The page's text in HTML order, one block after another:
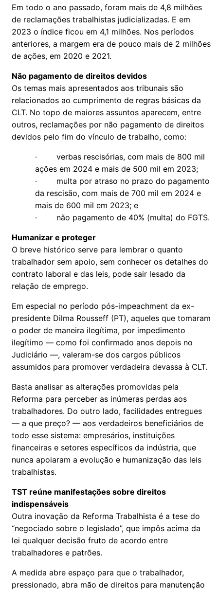
Em todo o ano passado, foram mais de 4,8 milhões
de reclamações trabalhistas judicializadas. E em
2023 o índice ficou em 4,1 milhões. Nos períodos
anteriores, a margem era de pouco mais de 2 milhões
de ações, em 2020 e 2021.
Não pagamento de direitos devidos
Os temas mais apresentados aos tribunais são
relacionados ao cumprimento de regras básicas da
CLT. No topo de maiores assuntos aparecem, entre
outros, reclamações por não pagamento de direitos
devidos pelo fim do vínculo de trabalho, como:
· verbas rescisórias, com mais de 800 mil
ações em 2024 e mais de 500 mil em 2023;
· multa por atraso no prazo do pagamento
da rescisão, com mais de 700 mil em 2024 e
mais de 600 mil em 2023; e
· não pagamento de 40% (multa) do FGTS.
Humanizar e proteger
O breve histórico serve para lembrar o quanto
trabalhador sem apoio, sem conhecer os detalhes do
contrato laboral e das leis, pode sair lesado da
relação de emprego.
Em especial no período pós-impeachment da ex-
presidente Dilma Rousseff (PT), aqueles que tomaram
o poder de maneira ilegítima, por impedimento
ilegítimo — como foi confirmado anos depois no
Judiciário —, valeram-se dos cargos públicos
assumidos para promover verdadeira devassa à CLT.
Basta analisar as alterações promovidas pela
Reforma para perceber as inúmeras perdas aos
trabalhadores. Do outro lado, facilidades entregues
— a que preço? — aos verdadeiros beneficiários de
todo esse sistema: empresários, instituições
financeiras e setores específicos da indústria, que
nunca apoiaram a evolução e humanização das leis
trabalhistas.
TST reúne manifestações sobre direitos
indispensáveis
Outra inovação da Reforma Trabalhista é a tese do
“negociado sobre o legislado”, que impôs acima da
lei qualquer decisão fruto de acordo entre
trabalhadores e patrões.
A medida abre espaço para que o trabalhador,
pressionado, abra mão de direitos para manutenção